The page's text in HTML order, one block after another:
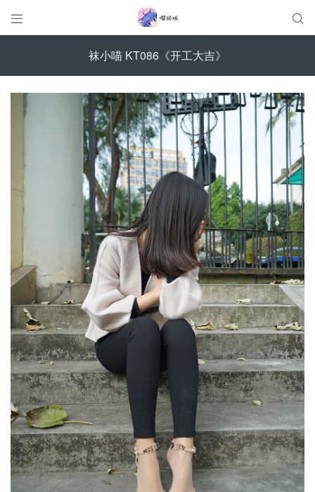
 
袜小喵 KT086《开工大吉》